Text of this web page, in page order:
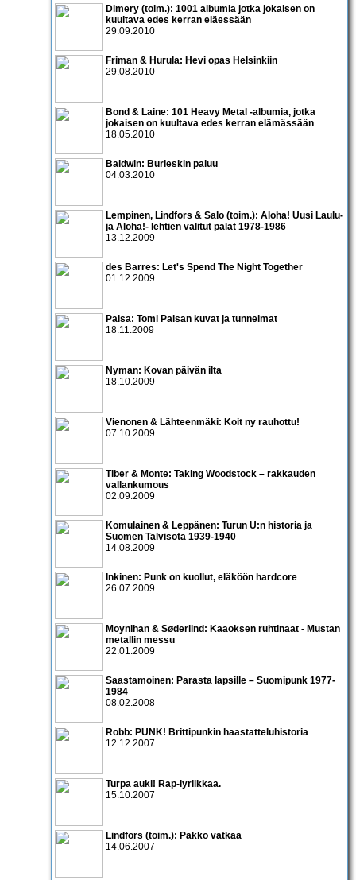
Dimery (toim.): 1001 albumia jotka jokaisen on
kuultava edes kerran eläessään
29.09.2010
Friman & Hurula: Hevi opas Helsinkiin
29.08.2010
Bond & Laine: 101 Heavy Metal -albumia, jotka
jokaisen on kuultava edes kerran elämässään
18.05.2010
Baldwin: Burleskin paluu
04.03.2010
Lempinen, Lindfors & Salo (toim.): Aloha! Uusi Laulu-
ja Aloha!- lehtien valitut palat 1978-1986
13.12.2009
des Barres: Let's Spend The Night Together
01.12.2009
Palsa: Tomi Palsan kuvat ja tunnelmat
18.11.2009
Nyman: Kovan päivän ilta
18.10.2009
Vienonen & Lähteenmäki: Koit ny rauhottu!
07.10.2009
Tiber & Monte: Taking Woodstock – rakkauden
vallankumous
02.09.2009
Komulainen & Leppänen: Turun U:n historia ja
Suomen Talvisota 1939-1940
14.08.2009
Inkinen: Punk on kuollut, eläköön hardcore
26.07.2009
Moynihan & Søderlind: Kaaoksen ruhtinaat - Mustan
metallin messu
22.01.2009
Saastamoinen: Parasta lapsille – Suomipunk 1977-
1984
08.02.2008
Robb: PUNK! Brittipunkin haastatteluhistoria
12.12.2007
Turpa auki! Rap-lyriikkaa.
15.10.2007
Lindfors (toim.): Pakko vatkaa
14.06.2007